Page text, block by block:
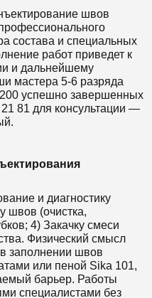
швов
состава и специальных
работ приведет к
и дальнейшему
мастера 5-6 разряда
успешно завершенных
81 для консультации —
и диагностику
швов (очистка,
4) Закачку смеси
Физический смысл
заполнении швов
или пеной Sika 101,
барьер. Работы
специалистами без